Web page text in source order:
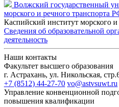
Волжский государственный
морского и речного транспорта
Каспийский институт
Сведения об образовательной
деятельность
Наши контакты
Факультет высшего образования
г. Астрахань, ул. Никольская,
+7 (8512) 44-27-70 vo@astvsuwt.ru
Управление конвенционной
повышения квалификации